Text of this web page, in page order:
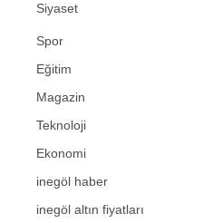
Siyaset
Spor
Eğitim
Magazin
Teknoloji
Ekonomi
inegöl haber
inegöl altın fiyatları